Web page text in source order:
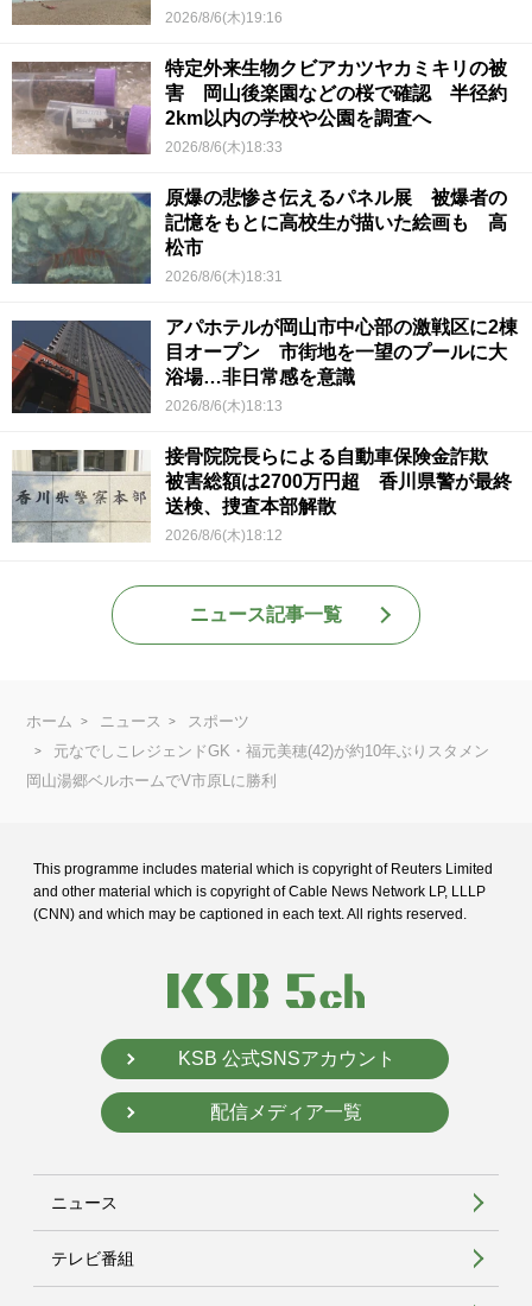
2026/8/6(木)19:16
特定外来生物クビアカツヤカミキリの被
害 岡山後楽園などの桜で確認 半径約
2km以内の学校や公園を調査へ
2026/8/6(木)18:33
原爆の悲惨さ伝えるパネル展 被爆者の
記憶をもとに高校生が描いた絵画も 高
松市
2026/8/6(木)18:31
アパホテルが岡山市中心部の激戦区に2棟
目オープン 市街地を一望のプールに大
浴場…非日常感を意識
2026/8/6(木)18:13
接骨院院長らによる自動車保険金詐欺
被害総額は2700万円超 香川県警が最終
送検、捜査本部解散
2026/8/6(木)18:12
ニュース記事一覧
ホーム ニュース
スポーツ
元なでしこレジェンドGK・福元美穂(42)が約10年ぶりスタメン
岡山湯郷ベルホームでV市原Lに勝利
This programme includes material which is copyright of Reuters Limited
and other material which is copyright of Cable News Network LP, LLLP
(CNN) and which may be captioned in each text. All rights reserved.
KSB 公式SNSアカウント
配信メディア一覧
ニュース
テレビ番組